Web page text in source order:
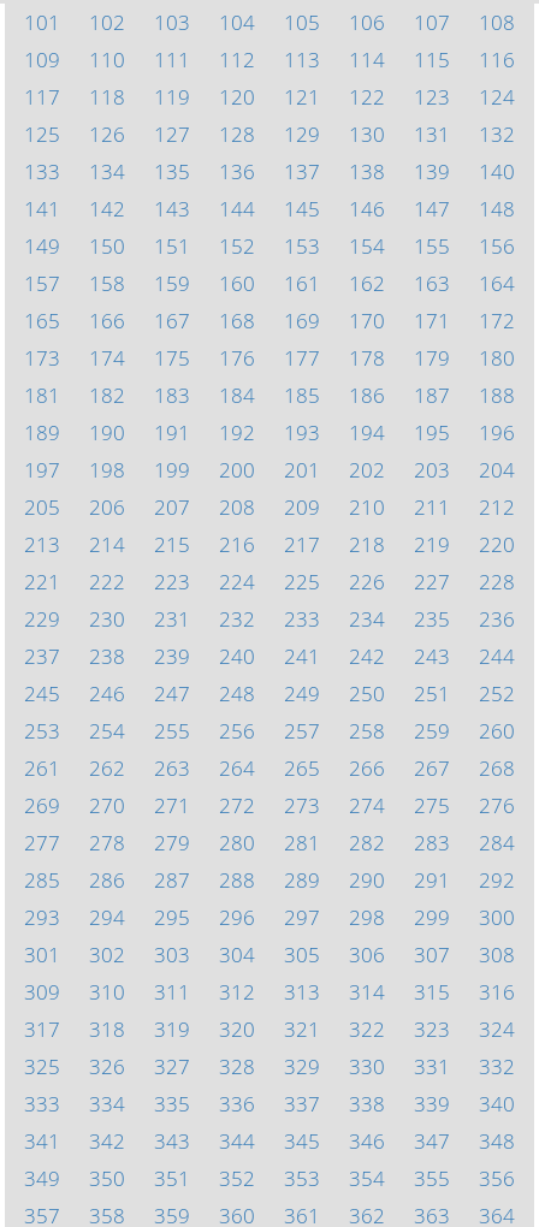
101
102 103 104 105 106 107
108
109
110 111 112 113 114 115
116
117
118 119 120 121 122 123
124
125
126 127 128 129 130 131
132
133
134 135 136 137 138 139
140
141
142 143 144 145 146 147
148
149
150 151 152 153 154 155
156
157
158 159 160 161 162 163
164
165
166 167 168 169 170 171
172
173
174 175 176 177 178 179
180
181
182 183 184 185 186 187
188
189
190 191 192 193 194 195
196
197
198 199 200 201 202 203
204
205
206 207 208 209 210 211
212
213
214 215 216 217 218 219
220
221
222 223 224 225 226 227
228
229
230 231 232 233 234 235
236
237
238 239 240 241 242 243
244
245
246 247 248 249 250 251
252
253
254 255 256 257 258 259
260
261
262 263 264 265 266 267
268
269
270 271 272 273 274 275
276
277
278 279 280 281 282 283
284
285
286 287 288 289 290 291
292
293
294 295 296 297 298 299
300
301
302 303 304 305 306 307
308
309
310 311 312 313 314 315
316
317
318 319 320 321 322 323
324
325
326 327 328 329 330 331
332
333
334 335 336 337 338 339
340
341
342 343 344 345 346 347
348
349
350 351 352 353 354 355
356
357
358 359 360 361 362 363 364